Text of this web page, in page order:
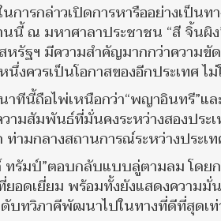
นการกล่าวเปิดการหารืออย่างเป็น
นี้ ณ มหาศาลาประชาชน “สี จิ้นผิ
หรัฐฯ มีความสำคัญมากกว่าความ
นึ่งควรเป็นโอกาสของอีกประเทศ ไ
าทีนี้ถือไพ่เหนือกว่า“พญาอินทรี”แ
วามสัมพันธ์ที่มั่นคงระหว่างสองปร
ท่ามกลางสถานการณ์ระหว่างประ
ทรัมป์”ตอบกลับแบบลู่ตามลม โดย
อดเยี่ยม พร้อมทั้งยังแสดงความมั่
บทวิภาคีพัฒนาไปในทางที่ดีที่สุดเท่